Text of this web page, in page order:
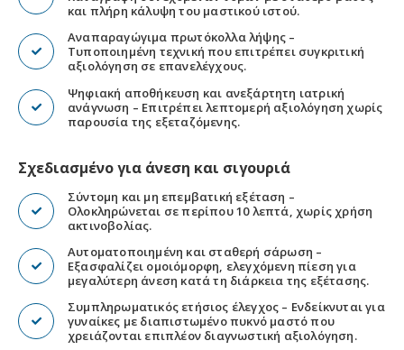
και πλήρη κάλυψη του μαστικού ιστού.
Αναπαραγώγιμα πρωτόκολλα λήψης –
Τυποποιημένη τεχνική που επιτρέπει συγκριτική
αξιολόγηση σε επανελέγχους.
Ψηφιακή αποθήκευση και ανεξάρτητη ιατρική
ανάγνωση – Επιτρέπει λεπτομερή αξιολόγηση χωρίς
παρουσία της εξεταζόμενης.
Σχεδιασμένο για άνεση και σιγουριά
Σύντομη και μη επεμβατική εξέταση –
Ολοκληρώνεται σε περίπου 10 λεπτά, χωρίς χρήση
ακτινοβολίας.
Αυτοματοποιημένη και σταθερή σάρωση –
Εξασφαλίζει ομοιόμορφη, ελεγχόμενη πίεση για
μεγαλύτερη άνεση κατά τη διάρκεια της εξέτασης.
Συμπληρωματικός ετήσιος έλεγχος – Ενδείκνυται για
γυναίκες με διαπιστωμένο πυκνό μαστό που
χρειάζονται επιπλέον διαγνωστική αξιολόγηση.